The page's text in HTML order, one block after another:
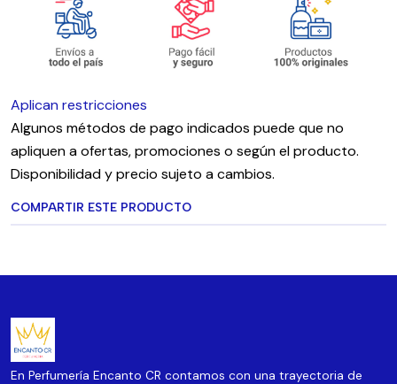
Aplican restricciones
Algunos métodos de pago indicados puede que no
apliquen a ofertas, promociones o según el producto.
Disponibilidad y precio sujeto a cambios.
COMPARTIR ESTE PRODUCTO
En Perfumería Encanto CR contamos con una trayectoria de